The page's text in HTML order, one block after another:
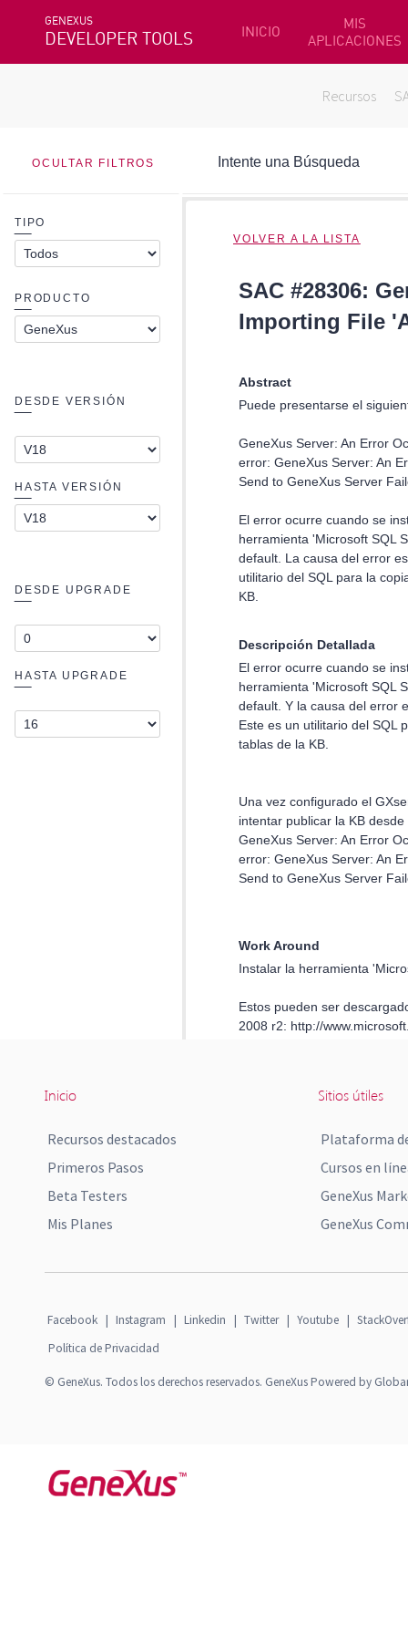
GENEXUS
DEVELOPER TOOLS INICIO
MIS
APLICACIONES
Recursos
Inicio
Recursos destacados
Primeros Pasos
Beta Testers
Mis Planes
Sitios útiles
Plataforma
Cursos en
GeneXus
GeneXus
Facebook | Instagram | Linkedin | Twitter | Youtube |
Política de Privacidad
© GeneXus. Todos los derechos reservados. GeneXus Powered by